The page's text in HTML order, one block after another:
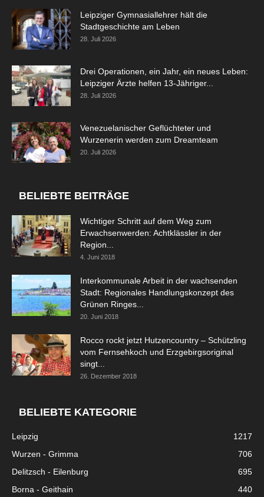
Leipziger Gymnasiallehrer hält die
Stadtgeschichte am Leben
28. Juli 2026
Drei Operationen, ein Jahr, ein neues Leben:
Leipziger Ärzte helfen 13-Jähriger...
28. Juli 2026
Venezuelanischer Geflüchteter und
Wurzenerin werden zum Dreamteam
20. Juli 2026
BELIEBTE BEITRÄGE
Wichtiger Schritt auf dem Weg zum
Erwachsenwerden: Achtklässler in der
Region...
4. Juni 2018
Interkommunale Arbeit in der wachsenden
Stadt: Regionales Handlungskonzept des
Grünen Ringes...
20. Juni 2018
Rocco rockt jetzt Hutzencountry – Schützling
vom Fernsehkoch und Erzgebirgsoriginal
singt...
26. Dezember 2018
BELIEBTE KATEGORIE
Leipzig
1217
Wurzen - Grimma
706
Delitzsch - Eilenburg
695
Borna - Geithain
440